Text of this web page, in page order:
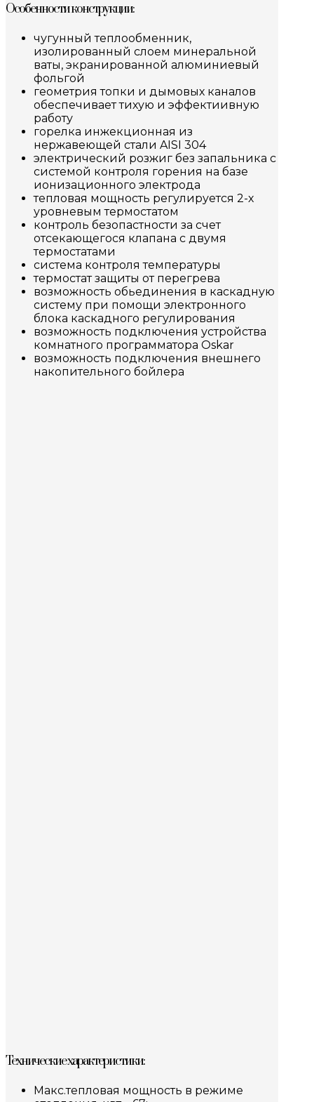
Особенности конструкции:
чугунный теплообменник,
изолированный слоем минеральной
ваты, экранированной алюминиевый
фольгой
геометрия топки и дымовых каналов
обеспечивает тихую и эффектиивную
работу
горелка инжекционная из
нержавеющей стали AISI 304
электрический розжиг без запальника с
системой контроля горения на базе
ионизационного электрода
тепловая мощность регулируется 2-х
уровневым термостатом
контроль безопастности за счет
отсекающегося клапана с двумя
термостатами
система контроля температуры
термостат защиты от перегрева
возможность обьединения в каскадную
систему при помощи электронного
блока каскадного регулирования
возможность подключения устройства
комнатного программатора Oskar
возможность подключения внешнего
накопительного бойлера
Технические характеристики:
Макс.тепловая мощность в режиме